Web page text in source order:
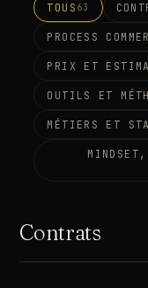
©2026 · SASU
TOUS 63
PROCESS
PRIX ET
OUTILS ET
MÉTIERS ET
Contrats